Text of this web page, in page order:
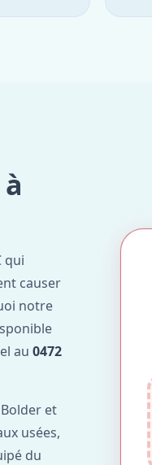
qui
causer
notre
au 0472
et
usées,
du